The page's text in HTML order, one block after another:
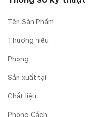
Tên Sản Phẩm
Thương hiệu
Phòng
Sản xuất tại
Chất liệu
Phong Cách